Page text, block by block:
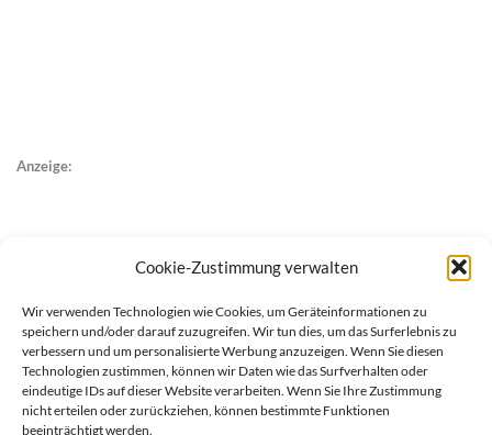
Cookie-Zustimmung verwalten
Wir verwenden Technologien wie Cookies, um Geräteinformationen zu
speichern und/oder darauf zuzugreifen. Wir tun dies, um das Surferlebnis zu
verbessern und um personalisierte Werbung anzuzeigen. Wenn Sie diesen
Technologien zustimmen, können wir Daten wie das Surfverhalten oder
eindeutige IDs auf dieser Website verarbeiten. Wenn Sie Ihre Zustimmung
nicht erteilen oder zurückziehen, können bestimmte Funktionen
beeinträchtigt werden.
Anzeige: